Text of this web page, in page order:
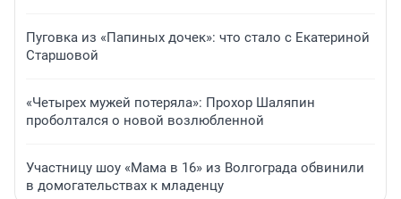
Пуговка из «Папиных дочек»: что стало с Екатериной
Старшовой
«Четырех мужей потеряла»: Прохор Шаляпин
проболтался о новой возлюбленной
Участницу шоу «Мама в 16» из Волгограда обвинили
в домогательствах к младенцу